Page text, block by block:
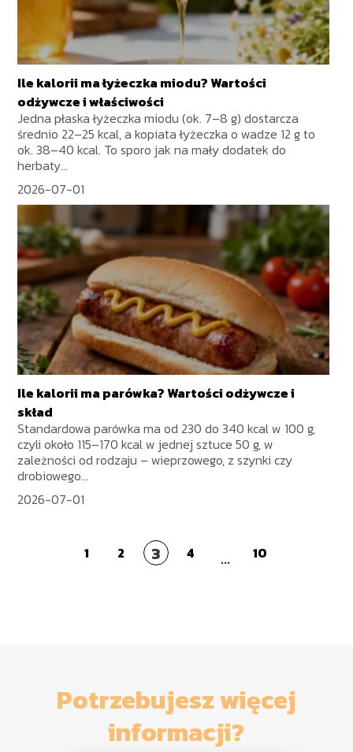
Ile kalorii ma łyżeczka miodu? Wartości
odżywcze i właściwości
Jedna płaska łyżeczka miodu (ok. 7–8 g) dostarcza
średnio 22–25 kcal, a kopiata łyżeczka o wadze 12 g to
ok. 38–40 kcal. To sporo jak na mały dodatek do
herbaty...
2026-07-01
Ile kalorii ma parówka? Wartości odżywcze i
skład
Standardowa parówka ma od 230 do 340 kcal w 100 g,
czyli około 115–170 kcal w jednej sztuce 50 g, w
zależności od rodzaju – wieprzowego, z szynki czy
drobiowego...
2026-07-01
1 2 3 4 ... 10
Potrzebujesz więcej
informacji?